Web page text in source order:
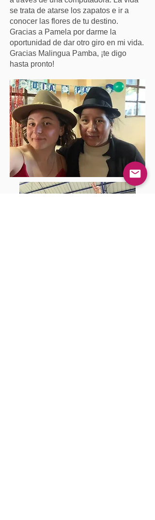
se trata de atarse los zapatos e ir a
conocer las flores de tu destino.
Gracias a Pamela por darme la
oportunidad de dar otro giro en mi vida.
Gracias Malingua Pamba, ¡te digo
hasta pronto!